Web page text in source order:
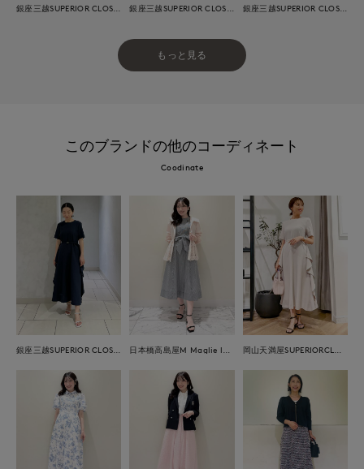
もっと見る
このブランドの他のコーディネート
Coodinate